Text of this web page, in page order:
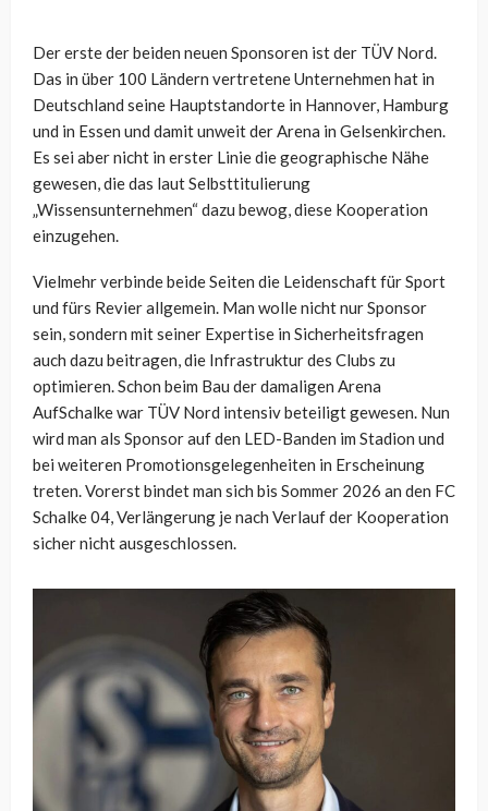
Der erste der beiden neuen Sponsoren ist der TÜV Nord.
Das in über 100 Ländern vertretene Unternehmen hat in
Deutschland seine Hauptstandorte in Hannover, Hamburg
und in Essen und damit unweit der Arena in Gelsenkirchen.
Es sei aber nicht in erster Linie die geographische Nähe
gewesen, die das laut Selbsttitulierung
„Wissensunternehmen“ dazu bewog, diese Kooperation
einzugehen.
Vielmehr verbinde beide Seiten die Leidenschaft für Sport
und fürs Revier allgemein. Man wolle nicht nur Sponsor
sein, sondern mit seiner Expertise in Sicherheitsfragen
auch dazu beitragen, die Infrastruktur des Clubs zu
optimieren. Schon beim Bau der damaligen Arena
AufSchalke war TÜV Nord intensiv beteiligt gewesen. Nun
wird man als Sponsor auf den LED-Banden im Stadion und
bei weiteren Promotionsgelegenheiten in Erscheinung
treten. Vorerst bindet man sich bis Sommer 2026 an den FC
Schalke 04, Verlängerung je nach Verlauf der Kooperation
sicher nicht ausgeschlossen.